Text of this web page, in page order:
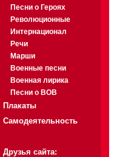
Песни о Героях
Революционные
Интернационал
Речи
Марши
Военные песни
Военная лирика
Песни о ВОВ
Плакаты
Самодеятельность
Друзья сайта: